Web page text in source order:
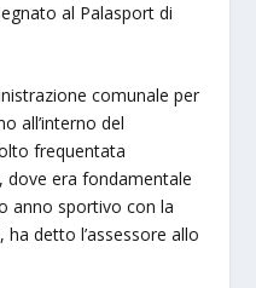
al Palasport di
comunale per
all’interno del
frequentata
era fondamentale
anno sportivo con la
detto l’assessore allo